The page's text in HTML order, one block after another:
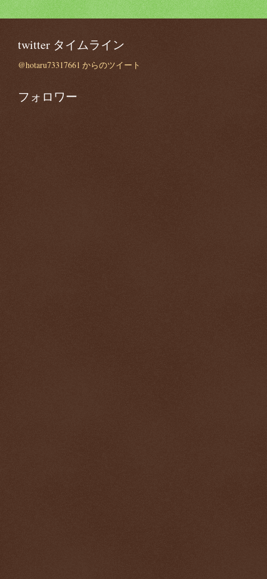
twitter タイムライン
@hotaru73317661 からのツイート
フォロワー